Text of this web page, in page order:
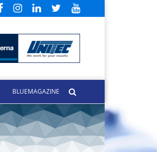
BLUEMAGAZINE